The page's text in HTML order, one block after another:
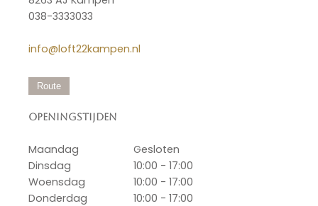
038-3333033
info@loft22kampen.nl
Route
Openingstijden
Maandag
Gesloten
Dinsdag
10:00 - 17:00
Woensdag
10:00 - 17:00
Donderdag
10:00 - 17:00